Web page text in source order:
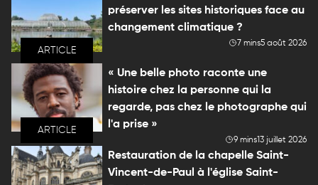
ARTICLE
préserver les sites historiques face au
changement climatique ?
7 mins5 août 2026
ARTICLE
« Une belle photo raconte une
histoire chez la personne qui la
regarde, pas chez le photographe qui
l'a prise »
9 mins13 juillet 2026
Restauration de la chapelle Saint-
Vincent-de-Paul à l'église Saint-